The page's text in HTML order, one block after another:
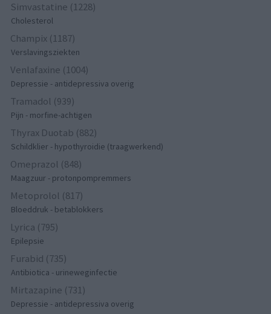
Simvastatine (1228)
Cholesterol
Champix (1187)
Verslavingsziekten
Venlafaxine (1004)
Depressie - antidepressiva overig
Tramadol (939)
Pijn - morfine-achtigen
Thyrax Duotab (882)
Schildklier - hypothyroidie (traagwerkend)
Omeprazol (848)
Maagzuur - protonpompremmers
Metoprolol (817)
Bloeddruk - betablokkers
Lyrica (795)
Epilepsie
Furabid (735)
Antibiotica - urineweginfectie
Mirtazapine (731)
Depressie - antidepressiva overig